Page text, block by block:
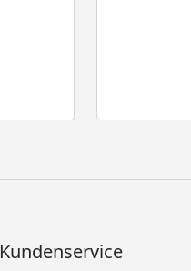
Kundenservice